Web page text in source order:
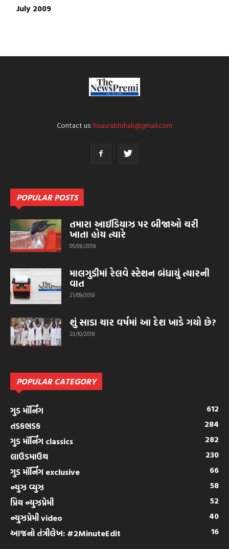
July 2009
Contact us:hisaurabhshah@gmail.com
POPULAR POSTS
તમારા આઈડિયાઝ પર બીજાઓ ચરી
ખાતા હોય ત્યારે
05/08/2018
માલગુડીમાં રેલવે સ્ટેશન બંધાયું ત્યારની
વાત
21/09/2018
શું સાડા ચાર વર્ષમાં આ દેશ ખાડે ગયો છે?
23/10/2018
POPULAR CATEGORY
ગુડ મૉર્નિંગ
612
તડકભડક
284
ગુડ મૉર્નિંગ classics
282
લાઉડમાઉથ
230
ગુડ મૉર્નિંગ exclusive
66
ન્યુઝ વ્યુઝ
58
પ્રિય ન્યુઝપ્રેમી
52
ન્યુઝપ્રેમી video
40
આજનો તંત્રીલેખ: #2MinuteEdit
16